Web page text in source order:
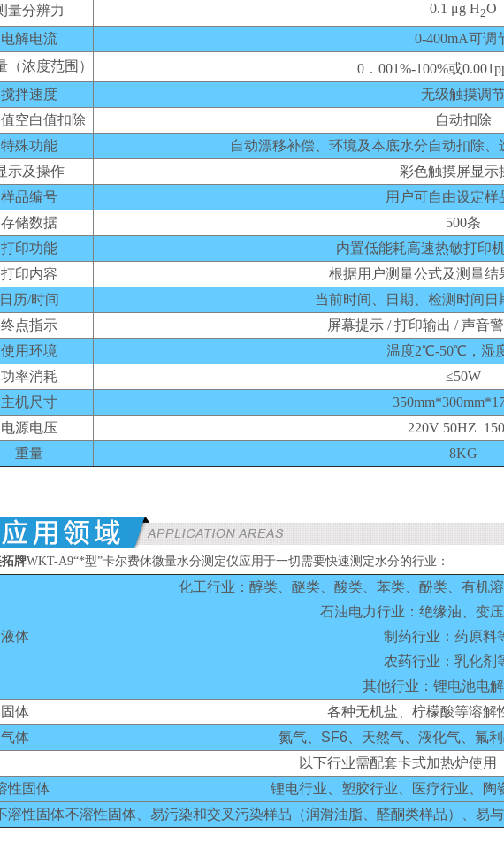
量分辨力
0.1 μg H2O
电解电流
0-400mA可调
（浓度范围）
0．001%-100%或
搅拌速度
无级触摸调
空白值扣除
自动扣除
特殊功能
自动漂移补偿、环境及本底水分自动扣除
示及操作
彩色触摸屏显示
样品编号
用户可自由设定样
存储数据
500条
打印功能
内置低能耗高速热敏打印
打印内容
根据用户测量公式及测量结
日历/时间
当前时间、日期、检测时间日
终点指示
屏幕提示 / 打印输出 / 声音
使用环境
温度2℃-50℃，湿
功率消耗
≤50W
主机尺寸
电源电压
220V 50HZ
重量
8KG
牌WKT-A9“*型”卡尔费休微量水分测定仪应用于一切需要快速测定水分的行业：
液体
化工行业：醇类、醚类、酸类、苯类、酚类、有机
石油电力行业：绝缘油、变
制药行业：药原料
农药行业：乳化剂
其他行业：锂电池电
固体
各种无机盐、柠檬酸等溶解
气体
氮气、SF6、天然气、液化气、氟
以下行业需配套卡式加热炉使用
性固体
锂电行业、塑胶行业、医疗行业、陶
溶性固体不溶性固体、易污染和交叉污染样品（润滑油脂、醛酮类样品）、易